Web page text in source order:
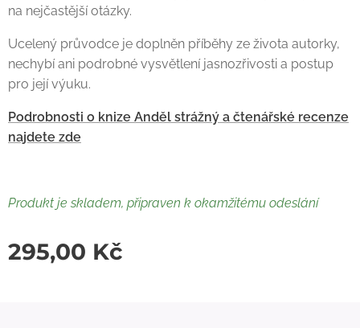
na nejčastější otázky.
Ucelený průvodce je doplněn příběhy ze života autorky,
nechybí ani podrobné vysvětlení jasnozřivosti a postup
pro její výuku.
Podrobnosti o knize Anděl strážný a čtenářské recenze
najdete zde
Produkt je skladem, připraven k okamžitému odeslání
295,00 Kč